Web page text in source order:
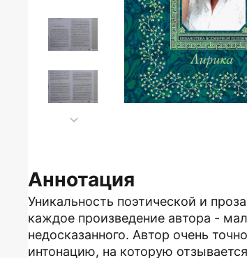
Аннотация
Уникальность поэтической и
каждое произведение автора -
недосказанного. Автор очень
интонацию, на которую